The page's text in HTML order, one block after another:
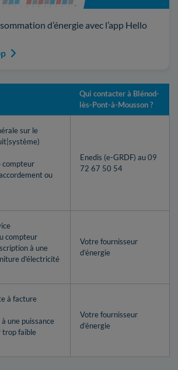
d’énergie avec l’app Hello
Qui contacter à Blénod-
lès-Pont-à-Mousson ?
sur le
compteur
ou
Enedis (e-GRDF) au 09
72 67 50 54
compteur
à une
d'électricité
Votre fournisseur
d’énergie
à facture
une puissance
trop faible
Votre fournisseur
d’énergie